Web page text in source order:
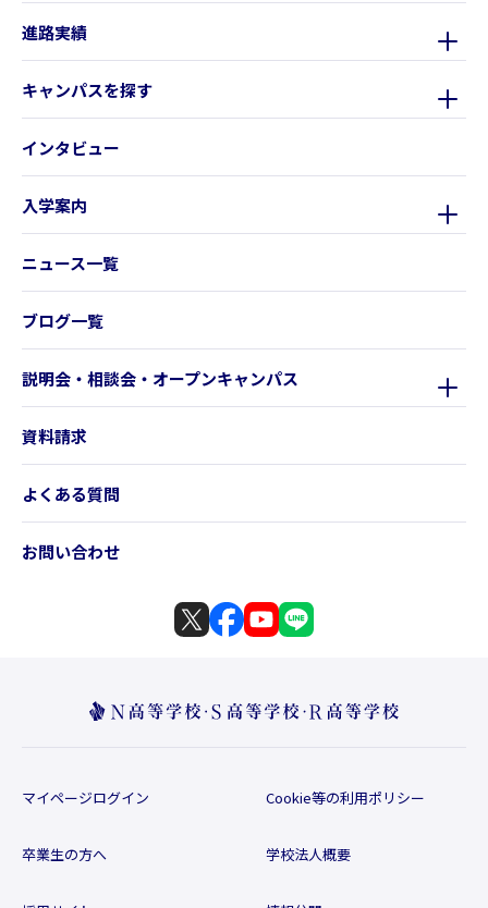
進路実績
キャンパスを探す
インタビュー
入学案内
ニュース一覧
ブログ一覧
説明会・相談会・オープンキャンパス
資料請求
よくある質問
お問い合わせ
マイページログイン
卒業生の方へ
Cookie等の利用ポリシー
学校法人概要